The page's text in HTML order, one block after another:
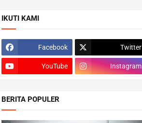
IKUTI KAMI
Facebook Twitter
YouTube Instagram
BERITA POPULER